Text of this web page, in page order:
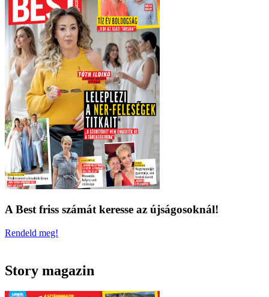
A Best friss számát keresse az újságosoknál!
Rendeld meg!
Story magazin